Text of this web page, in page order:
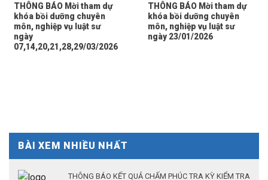
THÔNG BÁO Mời tham dự
khóa bồi dưỡng chuyên
môn, nghiệp vụ luật sư
ngày
07,14,20,21,28,29/03/2026
THÔNG BÁO Mời tham dự
khóa bồi dưỡng chuyên
môn, nghiệp vụ luật sư
ngày 23/01/2026
BÀI XEM NHIỀU NHẤT
THÔNG BÁO KẾT QUẢ CHẤM PHÚC TRA KỲ KIỂM TRA